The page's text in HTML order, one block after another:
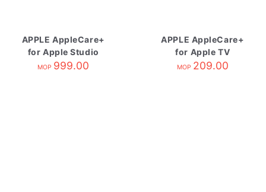
APPLE AppleCare+
for Apple Studio
Display
MOP 999.00
APPLE AppleCare+
for Apple TV
MOP 209.00